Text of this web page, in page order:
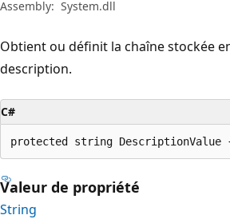
Assembly: System.dll
Obtient ou définit la chaîne stockée
description.
C#
protected string
Valeur de propriété
String